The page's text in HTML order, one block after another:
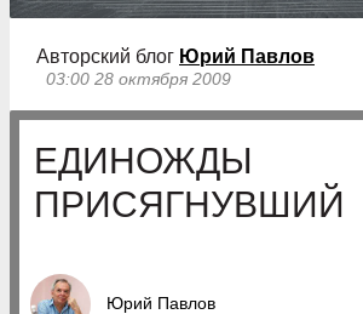
Авторский блог Юрий Павлов
03:00 28 октября 2009
ЕДИНОЖДЫ
ПРИСЯГНУВШИЙ
Юрий Павлов